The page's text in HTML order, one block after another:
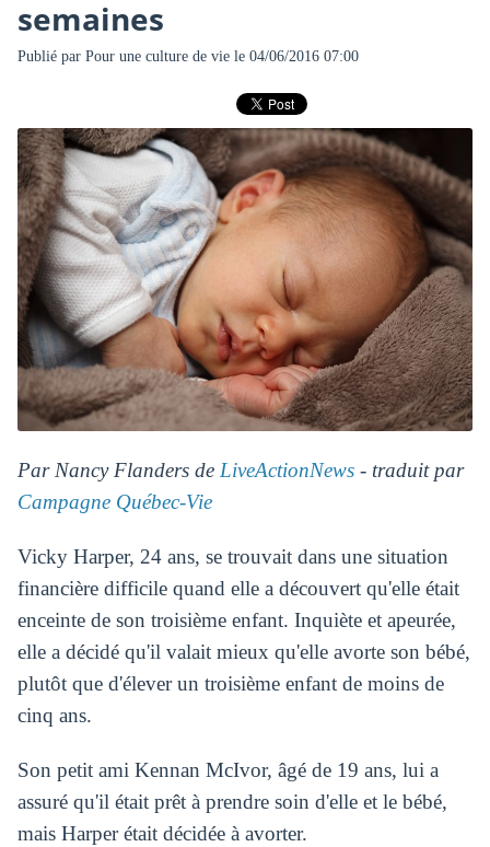
semaines
Publié par Pour une culture de viele 04/06/2016 07:00
Par Nancy Flanders de LiveActionNews- traduit par
Campagne Québec-Vie
Vicky Harper, 24 ans, se trouvait dans une situation
financière difficile quand elle a découvert qu'elle était
enceinte de son troisième enfant. Inquiète et apeurée,
elle a décidé qu'il valait mieux qu'elle avorte son bébé,
plutôt que d'élever un troisième enfant de moins de
cinq ans.
Son petit ami Kennan McIvor, âgé de 19 ans, lui a
assuré qu'il était prêt à prendre soin d'elle et le bébé,
mais Harper était décidée à avorter.